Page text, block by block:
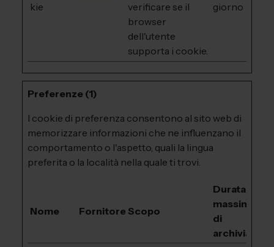
kie
verificare se il
browser
dell'utente
supporta i cookie.
giorno
Preferenze (1)
I cookie di preferenza consentono al sito web di
memorizzare informazioni che ne influenzano il
comportamento o l'aspetto, quali la lingua
preferita o la località nella quale ti trovi.
Nome Fornitore Scopo
Durata
massima
di